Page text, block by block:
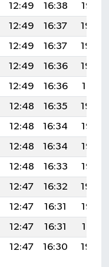
12:49 16:38
19:47
12:49 16:37
19:45
12:49 16:37
19:44
12:49 16:36
19:43
12:49 16:36
19:41
12:48 16:35
19:40
12:48 16:34
19:38
12:48 16:34
19:37
12:48 16:33
19:36
12:47 16:32
19:34
12:47 16:31
19:33
12:47 16:31
19:31
12:47 16:30 19:30